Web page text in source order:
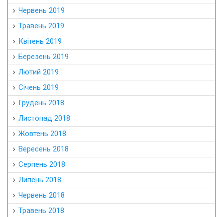
Червень 2019
Травень 2019
Квітень 2019
Березень 2019
Лютий 2019
Січень 2019
Грудень 2018
Листопад 2018
Жовтень 2018
Вересень 2018
Серпень 2018
Липень 2018
Червень 2018
Травень 2018